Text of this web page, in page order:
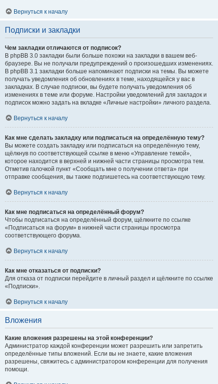
Вернуться к началу
Подписки и закладки
Чем закладки отличаются от подписок?
В phpBB 3.0 закладки были больше похожи на закладки в вашем веб-
браузере. Вы не получали предупреждений о произошедших изменениях.
В phpBB 3.1 закладки больше напоминают подписки на темы. Вы можете
получать уведомления об обновлениях в теме, находящейся у вас в
закладках. В случае подписки, вы будете получать уведомления об
изменениях в теме или форуме. Настройки уведомлений для закладок и
подписок можно задать на вкладке «Личные настройки» личного раздела.
Вернуться к началу
Как мне сделать закладку или подписаться на определённую тему?
Вы можете создать закладку или подписаться на определённую тему,
щёлкнув по соответствующей ссылке в меню «Управление темой»,
которое находится в верхней и нижней части страницы просмотра тем.
Отметив галочкой пункт «Сообщать мне о получении ответа» при
отправке сообщения, вы также подпишетесь на соответствующую тему.
Вернуться к началу
Как мне подписаться на определённый форум?
Чтобы подписаться на определённый форум, щёлкните по ссылке
«Подписаться на форум» в нижней части страницы просмотра
соответствующего форума.
Вернуться к началу
Как мне отказаться от подписки?
Для отказа от подписки перейдите в личный раздел и щёлкните по ссылке
«Подписки».
Вернуться к началу
Вложения
Какие вложения разрешены на этой конференции?
Администратор каждой конференции может разрешить или запретить
определённые типы вложений. Если вы не знаете, какие вложения
разрешены, свяжитесь с администратором конференции для получения
помощи.